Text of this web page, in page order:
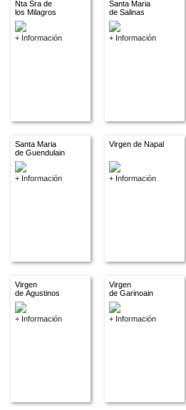
Nta Sra de
los Milagros
+ Información
Santa Maria
de Salinas
+ Información
Santa Maria
de Guendulain
+ Información
Virgen de Napal
+ Información
Virgen
de Agustinos
+ Información
Virgen
de Garinoain
+ Información